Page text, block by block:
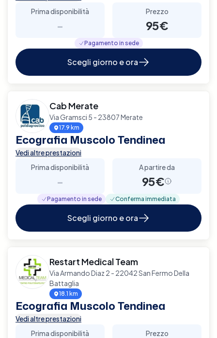
Prima disponibilità
-
Prezzo
95€
Pagamento in sede
Scegli giorno e ora
Cab Merate
Via Gramsci 5 - 23807 Merate
17.9 km
Ecografia Muscolo Tendinea
Vedi altre prestazioni
Prima disponibilità
-
A partire da
95€
Pagamento in sede Conferma immediata
Scegli giorno e ora
Restart Medical Team
Via Armando Diaz 2 - 22042 San Fermo Della
Battaglia
18.1 km
Ecografia Muscolo Tendinea
Vedi altre prestazioni
Prima disponibilità
Prezzo